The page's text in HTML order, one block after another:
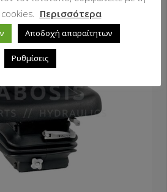
Περισσότερα
Αποδοχή απαραίτητων
Ρυθμίσεις